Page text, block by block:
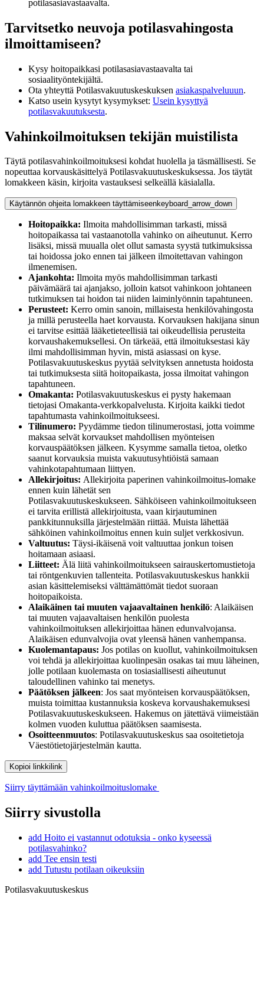
potilasasiavastaavalta.
Tarvitsetko neuvoja potilasvahingosta
ilmoittamiseen?
Kysy hoitopaikkasi potilasasiavastaavalta tai
sosiaalityöntekijältä.
Ota yhteyttä Potilasvakuutuskeskuksen asiakaspalveluuun.
Katso usein kysytyt kysymykset: Usein kysyttyä
potilasvakuutuksesta.
Vahinkoilmoituksen tekijän muistilista
Täytä potilasvahinkoilmoituksesi kohdat huolella ja täsmällisesti. Se
nopeuttaa korvauskäsittelyä Potilasvakuutuskeskuksessa. Jos täytät
lomakkeen käsin, kirjoita vastauksesi selkeällä käsialalla.
Käytännön ohjeita lomakkeen täyttämiseenkeyboard_arrow_down
Hoitopaikka: Ilmoita mahdollisimman tarkasti, missä
hoitopaikassa tai vastaanotolla vahinko on aiheutunut. Kerro
lisäksi, missä muualla olet ollut samasta syystä tutkimuksissa
tai hoidossa joko ennen tai jälkeen ilmoitettavan vahingon
ilmenemisen.
Ajankohta: Ilmoita myös mahdollisimman tarkasti
päivämäärä tai ajanjakso, jolloin katsot vahinkoon johtaneen
tutkimuksen tai hoidon tai niiden laiminlyönnin tapahtuneen.
Perusteet: Kerro omin sanoin, millaisesta henkilövahingosta
ja millä perusteella haet korvausta. Korvauksen hakijana sinun
ei tarvitse esittää lääketieteellisiä tai oikeudellisia perusteita
korvaushakemuksellesi. On tärkeää, että ilmoituksestasi käy
ilmi mahdollisimman hyvin, mistä asiassasi on kyse.
Potilasvakuutuskeskus pyytää selvityksen annetusta hoidosta
tai tutkimuksesta siitä hoitopaikasta, jossa ilmoitat vahingon
tapahtuneen.
Omakanta: Potilasvakuutuskeskus ei pysty hakemaan
tietojasi Omakanta-verkkopalvelusta. Kirjoita kaikki tiedot
tapahtumasta vahinkoilmoitukseesi.
Tilinumero: Pyydämme tiedon tilinumerostasi, jotta voimme
maksaa selvät korvaukset mahdollisen myönteisen
korvauspäätöksen jälkeen. Kysymme samalla tietoa, oletko
saanut korvauksia muista vakuutusyhtiöistä samaan
vahinkotapahtumaan liittyen.
Allekirjoitus: Allekirjoita paperinen vahinkoilmoitus-lomake
ennen kuin lähetät sen
Potilasvakuutuskeskukseen. Sähköiseen vahinkoilmoitukseen
ei tarvita erillistä allekirjoitusta, vaan kirjautuminen
pankkitunnuksilla järjestelmään riittää. Muista lähettää
sähköinen vahinkoilmoitus ennen kuin suljet verkkosivun.
Valtuutus: Täysi-ikäisenä voit valtuuttaa jonkun toisen
hoitamaan asiaasi.
Liitteet: Älä liitä vahinkoilmoitukseen sairauskertomustietoja
tai röntgenkuvien tallenteita. Potilasvakuutuskeskus hankkii
asian käsittelemiseksi välttämättömät tiedot suoraan
hoitopaikoista.
Alaikäinen tai muuten vajaavaltainen henkilö: Alaikäisen
tai muuten vajaavaltaisen henkilön puolesta
vahinkoilmoituksen allekirjoittaa hänen edunvalvojansa.
Alaikäisen edunvalvojia ovat yleensä hänen vanhempansa.
Kuolemantapaus: Jos potilas on kuollut, vahinkoilmoituksen
voi tehdä ja allekirjoittaa kuolinpesän osakas tai muu läheinen,
jolle potilaan kuolemasta on tosiasiallisesti aiheutunut
taloudellinen vahinko tai menetys.
Päätöksen jälkeen: Jos saat myönteisen korvauspäätöksen,
muista toimittaa kustannuksia koskeva korvaushakemuksesi
Potilasvakuutuskeskukseen. Hakemus on jätettävä viimeistään
kolmen vuoden kuluttua päätöksen saamisesta.
Osoitteenmuutos: Potilasvakuutuskeskus saa osoitetietoja
Väestötietojärjestelmän kautta.
Kopioi linkki link
Siirry täyttämään vahinkoilmoituslomake
Siirry sivustolla
add Hoito ei vastannut odotuksia - onko kyseessä
potilasvahinko?
add Tee ensin testi
add Tutustu potilaan oikeuksiin
Potilasvakuutuskeskus